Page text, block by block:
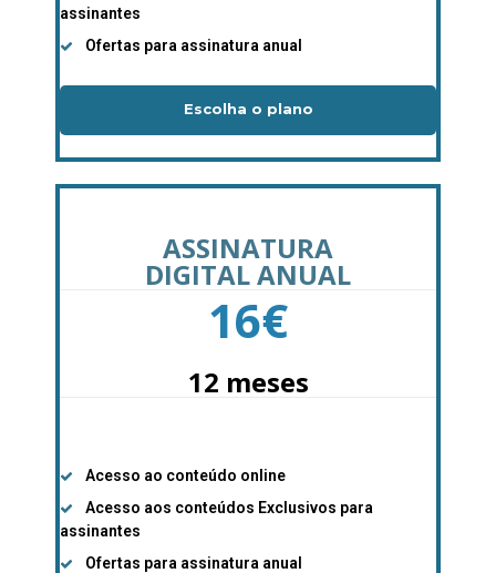
Planos de Assinatura
manter este serviço público!
Sendo assinante terá acesso a todos os conteúdos
exclusivos e versões digitais.
Escolha o plano de assinatura desejado:
IMPRESSA
32€
assinantes
Ofertas para assinatura anual
Escolha o plano
ASSINATURA
DIGITAL ANUAL
16€
12 meses
Acesso ao conteúdo online
Acesso aos conteúdos Exclusivos para
assinantes
Ofertas para assinatura anual